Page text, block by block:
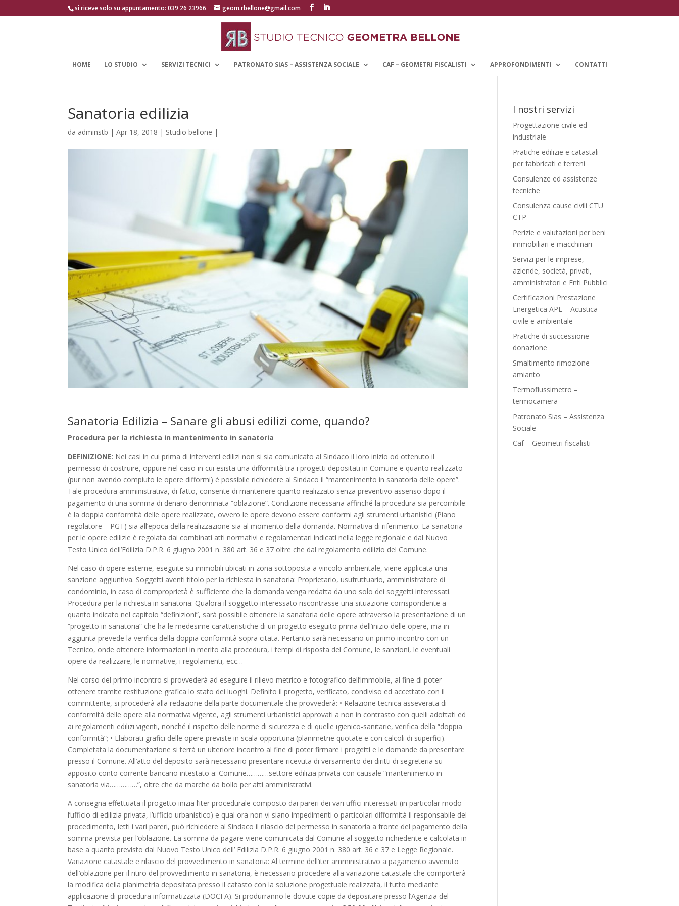
si riceve solo su appuntamento: 039 26 23966 geom.rbellone@gmail.com
HOME LO STUDIO SERVIZI TECNICI PATRONATO SIAS – ASSISTENZA SOCIALE CAF – GEOMETRI FISCALISTI APPROFONDIMENTI CONTATTI
Sanatoria edilizia
da adminstb |Apr 18, 2018 | Studio bellone |
Sanatoria Edilizia – Sanare gli abusi edilizi come, quando?
Procedura per la richiesta in mantenimento in sanatoria
DEFINIZIONE: Nei casi in cui prima di interventi edilizi non si sia comunicato al Sindaco il loro inizio od ottenuto il
permesso di costruire, oppure nel caso in cui esista una difformità tra i progetti depositati in Comune e quanto realizzato
(pur non avendo compiuto le opere difformi) è possibile richiedere al Sindaco il “mantenimento in sanatoria delle opere”.
Tale procedura amministrativa, di fatto, consente di mantenere quanto realizzato senza preventivo assenso dopo il
pagamento di una somma di denaro denominata “oblazione”. Condizione necessaria affinché la procedura sia percorribile
è la doppia conformità delle opere realizzate, ovvero le opere devono essere conformi agli strumenti urbanistici (Piano
regolatore – PGT) sia all’epoca della realizzazione sia al momento della domanda. Normativa di riferimento: La sanatoria
per le opere edilizie è regolata dai combinati atti normativi e regolamentari indicati nella legge regionale e dal Nuovo
Testo Unico dell’Edilizia D.P.R. 6 giugno 2001 n. 380 art. 36 e 37 oltre che dal regolamento edilizio del Comune.
Nel caso di opere esterne, eseguite su immobili ubicati in zona sottoposta a vincolo ambientale, viene applicata una
sanzione aggiuntiva. Soggetti aventi titolo per la richiesta in sanatoria: Proprietario, usufruttuario, amministratore di
condominio, in caso di comproprietà è sufficiente che la domanda venga redatta da uno solo dei soggetti interessati.
Procedura per la richiesta in sanatoria: Qualora il soggetto interessato riscontrasse una situazione corrispondente a
quanto indicato nel capitolo “definizioni”, sarà possibile ottenere la sanatoria delle opere attraverso la presentazione di un
“progetto in sanatoria” che ha le medesime caratteristiche di un progetto eseguito prima dell’inizio delle opere, ma in
aggiunta prevede la verifica della doppia conformità sopra citata. Pertanto sarà necessario un primo incontro con un
Tecnico, onde ottenere informazioni in merito alla procedura, i tempi di risposta del Comune, le sanzioni, le eventuali
opere da realizzare, le normative, i regolamenti, ecc…
Nel corso del primo incontro si provvederà ad eseguire il rilievo metrico e fotografico dell’immobile, al fine di poter
ottenere tramite restituzione grafica lo stato dei luoghi. Definito il progetto, verificato, condiviso ed accettato con il
committente, si procederà alla redazione della parte documentale che provvederà: • Relazione tecnica asseverata di
conformità delle opere alla normativa vigente, agli strumenti urbanistici approvati a non in contrasto con quelli adottati ed
ai regolamenti edilizi vigenti, nonché il rispetto delle norme di sicurezza e di quelle igienico-sanitarie, verifica della “doppia
conformità”; • Elaborati grafici delle opere previste in scala opportuna (planimetrie quotate e con calcoli di superfici).
Completata la documentazione si terrà un ulteriore incontro al fine di poter firmare i progetti e le domande da presentare
presso il Comune. All’atto del deposito sarà necessario presentare ricevuta di versamento dei diritti di segreteria su
apposito conto corrente bancario intestato a: Comune…………settore edilizia privata con causale “mantenimento in
sanatoria via……………”, oltre che da marche da bollo per atti amministrativi.
A consegna effettuata il progetto inizia l’iter procedurale composto dai pareri dei vari uffici interessati (in particolar modo
l’ufficio di edilizia privata, l’ufficio urbanistico) e qual ora non vi siano impedimenti o particolari difformità il responsabile del
procedimento, letti i vari pareri, può richiedere al Sindaco il rilascio del permesso in sanatoria a fronte del pagamento della
somma prevista per l’oblazione. La somma da pagare viene comunicata dal Comune al soggetto richiedente e calcolata in
base a quanto previsto dal Nuovo Testo Unico dell’ Edilizia D.P.R. 6 giugno 2001 n. 380 art. 36 e 37 e Legge Regionale.
Variazione catastale e rilascio del provvedimento in sanatoria: Al termine dell’iter amministrativo a pagamento avvenuto
dell’oblazione per il ritiro del provvedimento in sanatoria, è necessario procedere alla variazione catastale che comporterà
la modifica della planimetria depositata presso il catasto con la soluzione progettuale realizzata, il tutto mediante
applicazione di procedura informatizzata (DOCFA). Si produrranno le dovute copie da depositare presso l’Agenzia del
I nostri servizi
Progettazione civile ed
industriale
Pratiche edilizie e catastali
per fabbricati e terreni
Consulenze ed assistenze
tecniche
Consulenza cause civili CTU
CTP
Perizie e valutazioni per beni
immobiliari e macchinari
Servizi per le imprese,
aziende, società, privati,
amministratori e Enti Pubblici
Certificazioni Prestazione
Energetica APE – Acustica
civile e ambientale
Pratiche di successione –
donazione
Smaltimento rimozione
amianto
Termoflussimetro –
termocamera
Patronato Sias – Assistenza
Sociale
Caf – Geometri fiscalisti